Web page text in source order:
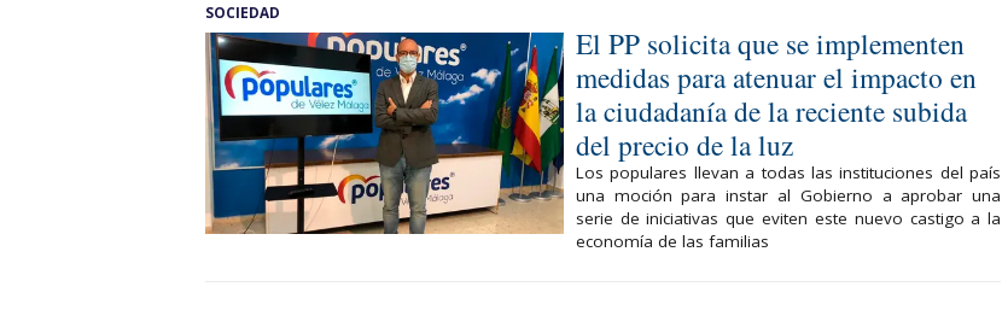
SOCIEDAD
El PP solicita que se implementen
medidas para atenuar el impacto en
la ciudadanía de la reciente subida
del precio de la luz
Los populares llevan a todas las instituciones del país
una moción para instar al Gobierno a aprobar una
serie de iniciativas que eviten este nuevo castigo a la
economía de las familias